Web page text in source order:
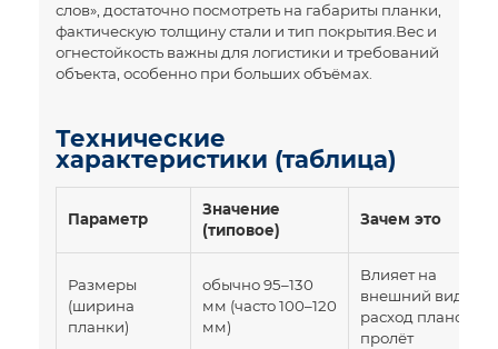
слов», достаточно посмотреть на габариты планки,
фактическую толщину стали и тип покрытия.Вес и
огнестойкость важны для логистики и требований
объекта, особенно при больших объёмах.
Технические
характеристики (таблица)
Параметр
Значение
(типовое)
Зачем это
Размеры
(ширина
планки)
обычно 95–130
мм (часто 100–120
мм)
Влияет на
внешний вид и
расход планок на
пролёт